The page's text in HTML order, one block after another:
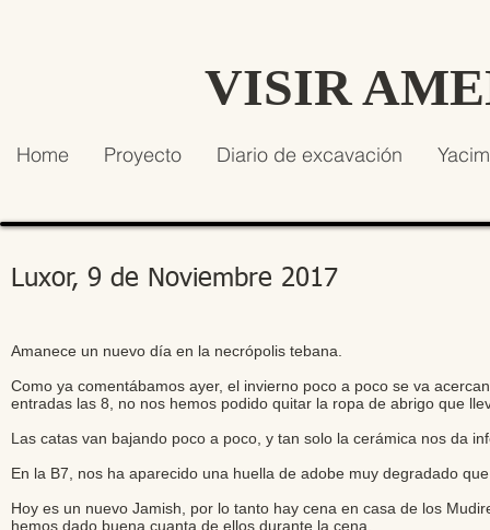
VISIR
Home Proyecto Diario de excavación
Luxor, 9 de Noviembre 2017
Amanece un nuevo día en la necrópolis tebana.
Como ya comentábamos ayer, el invierno poco a poco se va
entradas las 8, no nos hemos podido quitar la ropa de abrigo que
Las catas van bajando poco a poco, y tan solo la cerámica nos da
En la B7, nos ha aparecido una huella de adobe muy degradado
Hoy es un nuevo Jamish, por lo tanto hay cena en casa de los
hemos dado buena cuanta de ellos durante la cena.